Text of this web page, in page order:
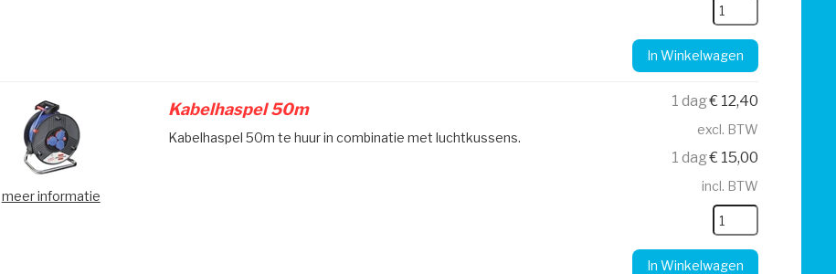
In Winkelwagen
meer informatie
1 dag€ 12,40
excl. BTW
1 dag€ 15,00
incl. BTW
In Winkelwagen
Kabelhaspel 50m
Kabelhaspel 50m te huur in combinatie met luchtkussens.